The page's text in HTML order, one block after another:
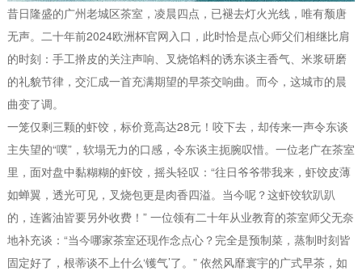
昔日隆盛的广州老城区茶室，凌晨四点，已褪去灯火光线，唯有颓唐
无声。二十年前2024欧洲杯官网入口，此时恰是点心师父们相继比肩
的时刻：手工擀皮的关注声响、叉烧馅料的诱东谈主香气、米浆研磨
的礼貌节律，交汇成一首充满期望的早茶交响曲。而今，这城市的晨
曲变了调。
一笼仅剩三颗的虾饺，标价竟高达28元！咬下去，却传来一声令东谈
主失望的“噗”，软塌无力的口感，令东谈主扼腕叹惜。一位老广在茶室
里，面对盘中黏糊糊的虾饺，摇头轻叹：“往日爷爷带我来，虾饺皮薄
如蝉翼，透光可见，叉烧包更是肉香四溢。当今呢？这虾饺软趴趴
的，连酱油皆要另外收费！” 一位领有二十年从业教育的茶室师父无奈
地补充谈：“当今哪家茶室还现作念点心？完全是预制菜，蒸制时刻皆
固定好了，根蒂谈不上什么‘镬气’了。” 依然风靡寰宇的广式早茶，如